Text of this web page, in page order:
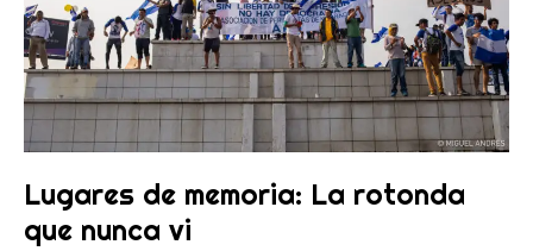
Lugares de memoria: La rotonda
que nunca vi
nunca
vi